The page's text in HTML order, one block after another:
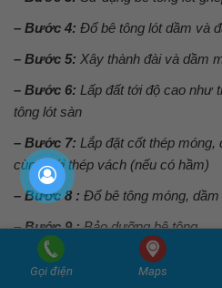
– Bước 4: Đổ bê tông lót dầm và
– Bước 5: Xây thành đài và dầm
– Bước 6: Lấp đất tới độ cao như
tông lót sàn
– Bước 7: Lắp đặt cốt thép
cùng với thép vách (nếu có hầm)
– Bước 8 : Đổ bê tông móng,
– Bước 9 :Bảo dưỡng bê tông
Thi công các công trình
Gọi điện Maps